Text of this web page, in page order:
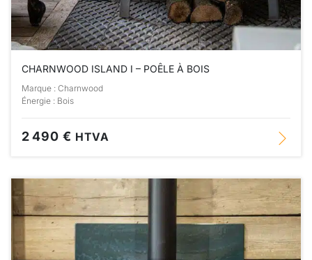
CHARNWOOD ISLAND I – POÊLE À BOIS
Marque : Charnwood
Énergie : Bois
2 490 € HTVA